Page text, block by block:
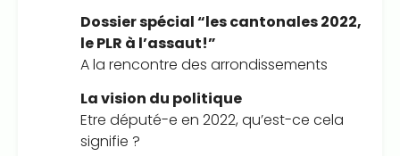
Dossier spécial “les cantonales 2022,
le PLR à l’assaut!”
A la rencontre des arrondissements
La vision du politique
Etre député-e en 2022, qu’est-ce cela
signifie ?